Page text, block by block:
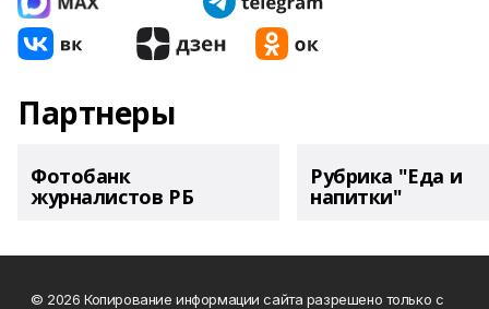
Партнеры
Фотобанк
журналистов РБ
Рубрика "Еда и
напитки"
© 2026 Копирование информации сайта разрешено только с